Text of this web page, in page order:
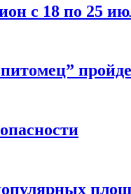
с 18 по 25